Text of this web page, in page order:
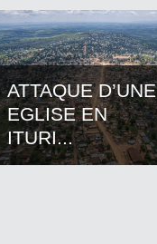
ATTAQUE D’UNE
EGLISE EN
ITURI...